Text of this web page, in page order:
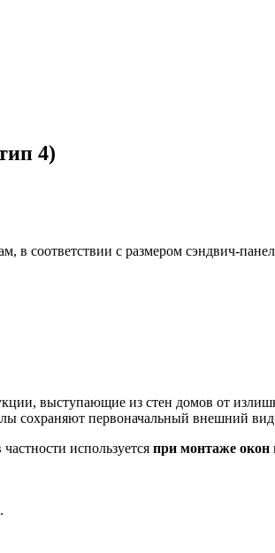
4)
в соответствии с размером сэндвич-
выступающие из стен домов от
сохраняют первоначальный внешний
частности используется при монтаже окон